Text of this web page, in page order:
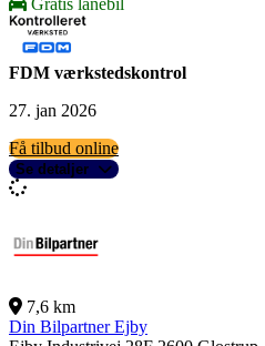
Gratis lånebil
FDM værkstedskontrol
27. jan 2026
Få tilbud online
Se detaljer
7,6 km
Din Bilpartner Ejby